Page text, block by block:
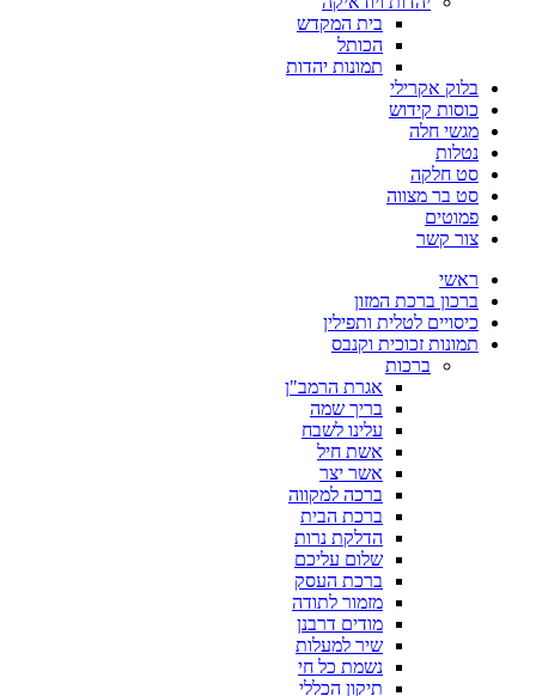
בית המקדש
הכותל
תמונות יהדות
בלוק אקרילי
כוסות קידוש
מגשי חלה
נטלות
סט חלקה
סט בר מצווה
פמוטים
צור קשר
ראשי
ברכון ברכת המזון
כיסויים לטלית ותפילין
תמונות זכוכית וקנבס
ברכות
אגרת הרמב"ן
בריך שמה
עלינו לשבח
אשת חיל
אשר יצר
ברכה למקווה
ברכת הבית
הדלקת נרות
שלום עליכם
ברכת העסק
מזמור לתודה
מודים דרבנן
שיר למעלות
נשמת כל חי
תיקון הכללי